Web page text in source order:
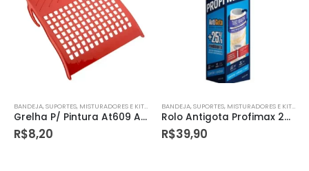
BANDEJA, SUPORTES, MISTURADORES E KITS DE PINTURA
Rolo Antigota Profimax 23cm – Atlas
R$39,90
BANDEJA, SUPORTES, MISTURADORES E KITS DE PINTURA
Trincha com Cerdas Brancas, Cor Laranaja, Atlas.
R$4,98